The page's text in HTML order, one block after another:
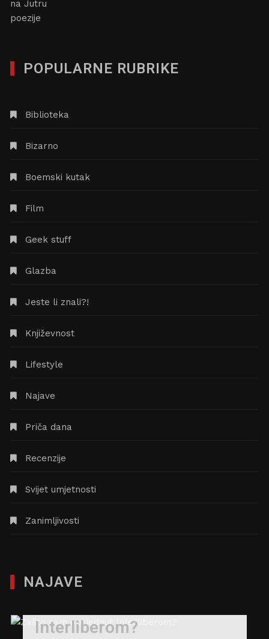
POPULARNE RUBRIKE
Biblioteka
Bizarno
Boemski kutak
Film
Geek stuff
Glazba
Jeste li znali?!
Književnost
Lifestyle
Najave
Priča dana
Recenzije
Svijet umjetnosti
Zanimljivosti
NAJAVE
Interliberom?